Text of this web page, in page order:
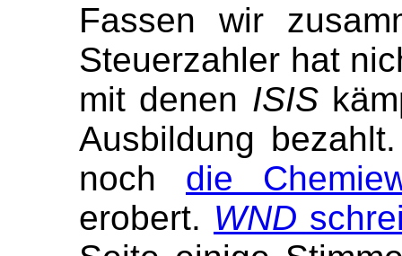
Fassen wir
Steuerzahler hat
mit denen ISIS
Ausbildung
noch die
erobert. WND